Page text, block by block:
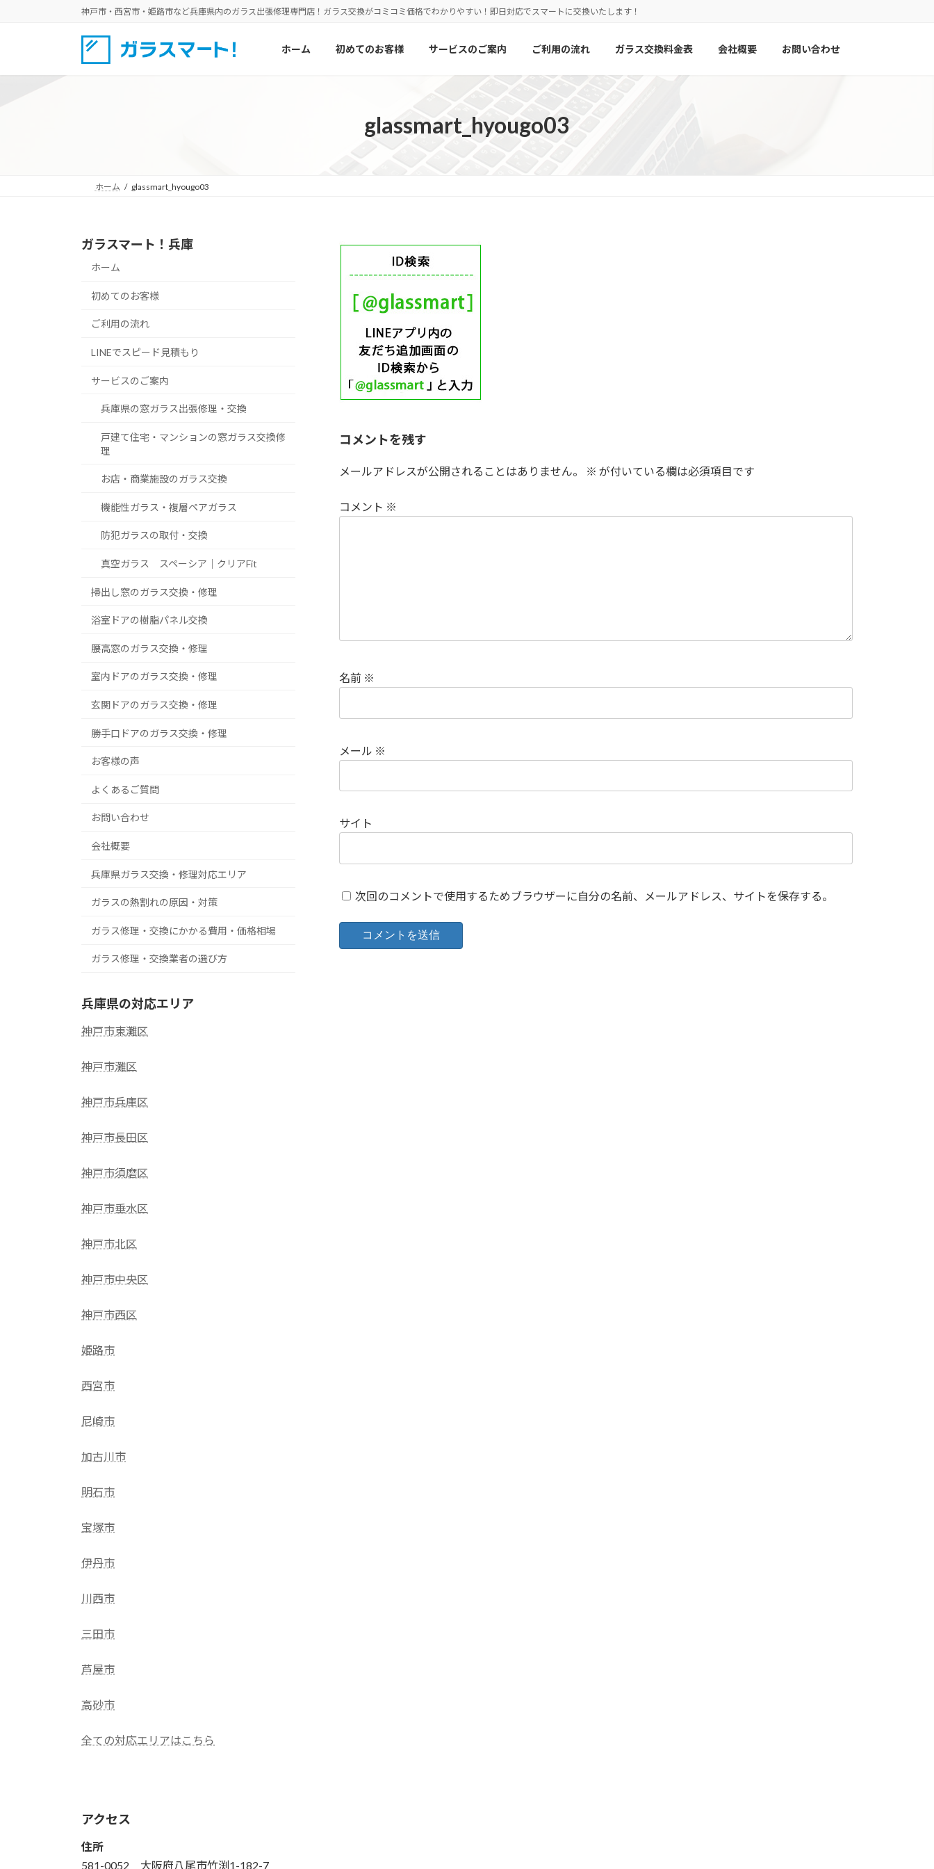
ツ
シ
神戸市・西宮市・姫路市など兵庫県内のガラス出張修理専門店！ガラス交換がコミコミ価格でわかりやすい！即日対応でスマートに交換いたします！
ホーム 初めてのお客様 サービスのご案内 ご利用の流れ ガラス交換料金表 会社概要 お問い合わせ
glassmart_hyougo03
ホーム glassmart_hyougo03
コメントを残す
メールアドレスが公開されることはありません。 ※ が付いている欄は必須項目です
コメント ※
名前 ※
メール ※
サイト
次回のコメントで使用するためブラウザーに自分の名前、メールアドレス、サイトを保存する。
ガラスマート！兵庫
ホーム
初めてのお客様
ご利用の流れ
LINEでスピード見積もり
サービスのご案内
兵庫県の窓ガラス出張修理・交換
戸建て住宅・マンションの窓ガラス交換修
理
お店・商業施設のガラス交換
機能性ガラス・複層ペアガラス
防犯ガラスの取付・交換
真空ガラス スペーシア｜クリアFit
掃出し窓のガラス交換・修理
浴室ドアの樹脂パネル交換
腰高窓のガラス交換・修理
室内ドアのガラス交換・修理
玄関ドアのガラス交換・修理
勝手口ドアのガラス交換・修理
お客様の声
よくあるご質問
お問い合わせ
会社概要
兵庫県ガラス交換・修理対応エリア
ガラスの熱割れの原因・対策
ガラス修理・交換にかかる費用・価格相場
ガラス修理・交換業者の選び方
兵庫県の対応エリア
神戸市東灘区
神戸市灘区
神戸市兵庫区
神戸市長田区
神戸市須磨区
神戸市垂水区
神戸市北区
神戸市中央区
神戸市西区
姫路市
西宮市
尼崎市
加古川市
明石市
宝塚市
伊丹市
川西市
三田市
芦屋市
高砂市
全ての対応エリアはこちら
アクセス
住所
581-0052 大阪府八尾市竹渕1-182-7